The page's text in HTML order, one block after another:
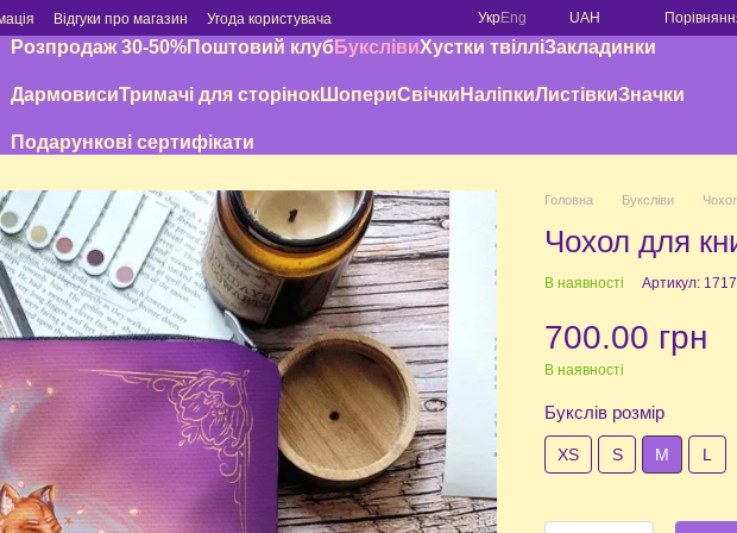
Відгуки про магазин
Угода користувача
УкрEng UAH
Розпродаж 30-50%Поштовий клубБукслівиХустки твілліЗакладинки
ДармовисиТримачі для сторінокШопериСвічки НаліпкиЛистівкиЗначки
Подарункові сертифікати
Головна Буксліви
Чохол для
В наявності Артикул: 1717
700.00 грн
В наявності
Букслів розмір
XS S М L